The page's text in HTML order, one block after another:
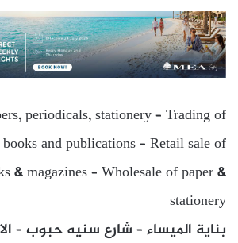
periodicals, stationery – Trading of
books and publications – Retail sale of
& magazines – Wholesale of paper &
stationery
بناية الميساء – شارع سنيه حبوب –